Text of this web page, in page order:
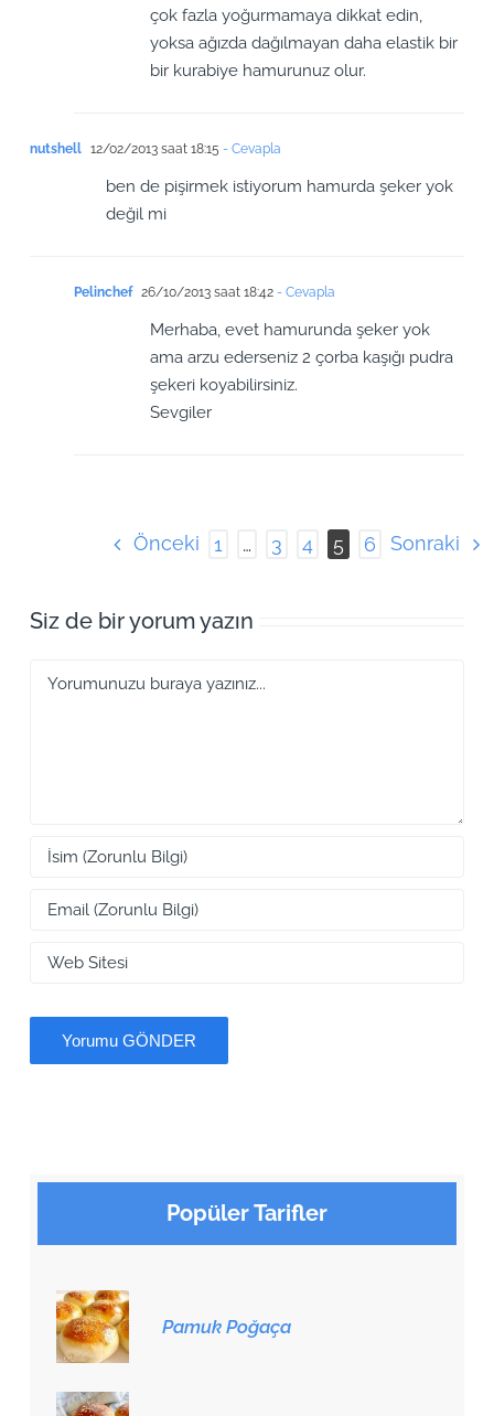
çok fazla yoğurmamaya dikkat edin,
yoksa ağızda dağılmayan daha elastik bir
bir kurabiye hamurunuz olur.
nutshell 12/02/2013 saat 18:15 - Cevapla
ben de pişirmek istiyorum hamurda şeker yok
değil mi
Pelinchef 26/10/2013 saat 18:42- Cevapla
Merhaba, evet hamurunda şeker yok
ama arzu ederseniz 2 çorba kaşığı pudra
şekeri koyabilirsiniz.
Sevgiler
Önceki 1 … 3 4 5 6 Sonraki
Siz de bir yorum yazın
Popüler Tarifler
Pamuk Poğaça